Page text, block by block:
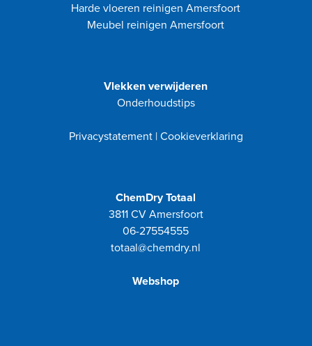
Harde vloeren reinigen Amersfoort
Meubel reinigen Amersfoort
Vlekken verwijderen
Onderhoudstips
Privacystatement| Cookieverklaring
ChemDry Totaal
3811 CV Amersfoort
06-27554555
totaal@chemdry.nl
Webshop